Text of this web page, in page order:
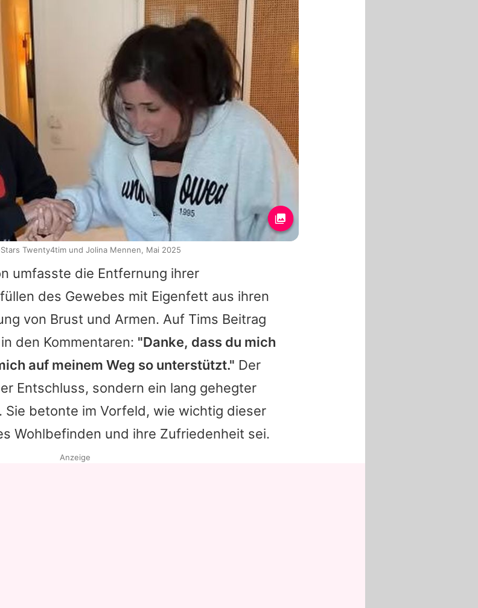
umfasste die Entfernung ihrer
des Gewebes mit Eigenfett aus ihren
von Brust und Armen. Auf Tims Beitrag
den Kommentaren: "Danke, dass du mich
auf meinem Weg so unterstützt." Der
Entschluss, sondern ein lang gehegter
Sie betonte im Vorfeld, wie wichtig dieser
Wohlbefinden und ihre Zufriedenheit sei.
Twenty4tim und Jolina Mennen, Mai 2025
Anzeige